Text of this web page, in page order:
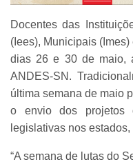
Docentes das
(Iees), Municipais
dias 26 e 30 de maio,
ANDES-SN.
última semana de maio
o envio dos projetos
legislativas nos
“A semana de lutas do